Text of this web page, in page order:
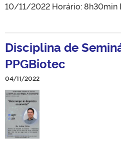
10/11/2022 Horário: 8h30min
Disciplina de
PPGBiotec
04/11/2022